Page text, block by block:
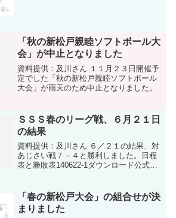
「秋の新松戸親睦ソフトボール大
会」が中止となりました
資料提供：及川さん １１月２３日開催予
定でした「秋の新松戸親睦ソフトボール
大会」が雨天のため中止となりました。
ＳＳＳ春のリーグ戦、６月２１日
の結果
資料提供：及川さん ６／２１の結果、対
あじさい戦７－４と勝利しました。日程
表と勝敗表140622-1ダウンロード公式試
「春の新松戸大会」の組合せが決
まりました